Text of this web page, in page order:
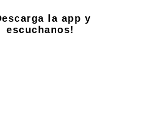
la app y
escuchanos!